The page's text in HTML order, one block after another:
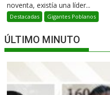
noventa, existía una líder...
Destacadas Gigantes Poblanos
ÚLTIMO MINUTO